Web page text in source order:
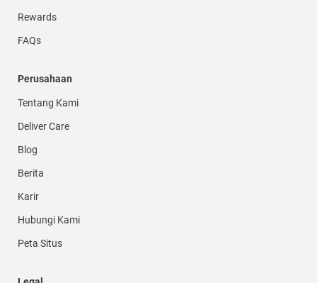
Rewards
FAQs
Perusahaan
Tentang Kami
Deliver Care
Blog
Berita
Karir
Hubungi Kami
Peta Situs